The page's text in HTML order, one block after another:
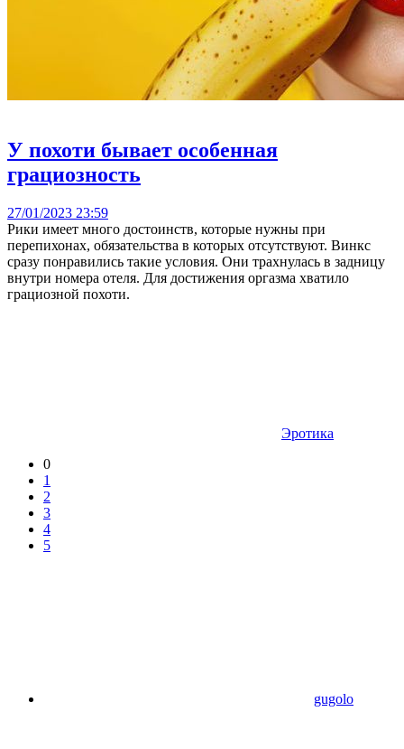
У похоти бывает особенная
грациозность
27/01/2023 23:59
Рики имеет много достоинств, которые нужны при
перепихонах, обязательства в которых отсутствуют. Винкс
сразу понравились такие условия. Они трахнулась в задницу
внутри номера отеля. Для достижения оргазма хватило
грациозной похоти.
Эротика
0
1
2
3
4
5
gugolo